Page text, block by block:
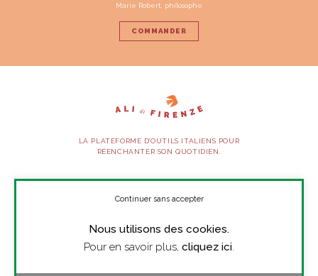
Marie Robert, philosophe
COMMANDER
LA PLATEFORME D’OUTILS ITALIENS POUR
RÉENCHANTER SON QUOTIDIEN.
SUIVEZ-NOUS
Nous utilisons des cookies.
Pour en savoir plus, cliquez ici.
Continuer sans accepter